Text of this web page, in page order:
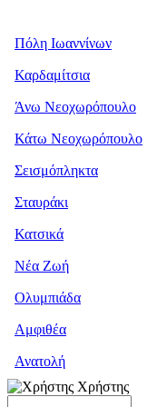
Πόλη Ιωαννίνων
Καρδαμίτσια
Άνω Νεοχωρόπουλο
Κάτω Νεοχωρόπουλο
Σεισμόπληκτα
Σταυράκι
Κατσικά
Νέα Ζωή
Ολυμπιάδα
Αμφιθέα
Ανατολή
Χρήστης